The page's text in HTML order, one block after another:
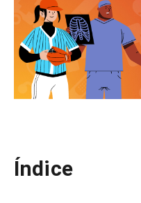
Seguro para esgrima:
Índice